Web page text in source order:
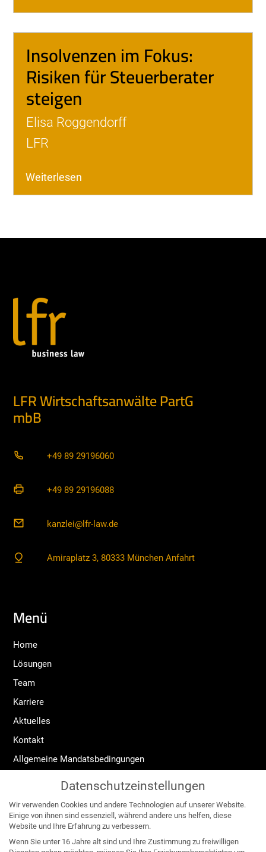
Insolvenzen im Fokus:
Risiken für Steuerberater
steigen
Elisa Roggendorff
LFR
Weiterlesen
LFR Wirtschaftsanwälte PartG
mbB
+49 89 29196060
+49 89 29196088
kanzlei@lfr-law.de
Amiraplatz 3, 80333 München Anfahrt
Menü
Home
Lösungen
Team
Karriere
Aktuelles
Kontakt
Allgemeine Mandatsbedingungen
Datenschutzerklärung
Datenschutzeinstellungen
Wir verwenden Cookies und andere Technologien auf unserer Website.
Einige von ihnen sind essenziell, während andere uns helfen, diese
Website und Ihre Erfahrung zu verbessern.
Wenn Sie unter 16 Jahre alt sind und Ihre Zustimmung zu freiwilligen